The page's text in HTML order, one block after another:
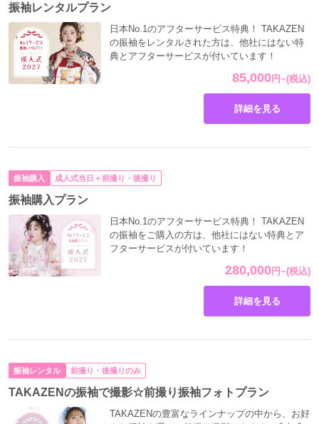
振袖レンタルプラン
85,000円~(税込)
日本No.1のアフターサービス特典！ TAKAZEN
の振袖をレンタルされた方は、他社にはない特
典とアフターサービスが付いています！
詳細を見る
振袖購入 成人式当日＋前撮り・後撮り
振袖購入プラン
280,000円~(税込)
日本No.1のアフターサービス特典！ TAKAZEN
の振袖をご購入の方は、他社にはない特典とア
フターサービスが付いています！
詳細を見る
振袖レンタル 前撮り・後撮りのみ
TAKAZENの振袖で撮影☆前撮り振袖フォトプラン
TAKAZENの豊富なラインナップの中から、お好